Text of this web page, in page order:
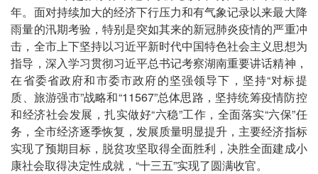
年。面对持续加大的经济下行压力和有气象记录以来最大降
雨量的汛期考验，特别是突如其来的新冠肺炎疫情的严重冲
击，全市上下坚持以习近平新时代中国特色社会主义思想为
指导，深入学习贯彻习近平总书记考察湖南重要讲话精神，
在省委省政府和市委市政府的坚强领导下，坚持“对标提
质、旅游强市”战略和“11567”总体思路，坚持统筹疫情防控
和经济社会发展，扎实做好“六稳”工作，全面落实“六保”任
务，全市经济逐季恢复，发展质量明显提升，主要经济指标
实现了预期目标，脱贫攻坚取得全面胜利，决胜全面建成小
康社会取得决定性成就，“十三五”实现了圆满收官。